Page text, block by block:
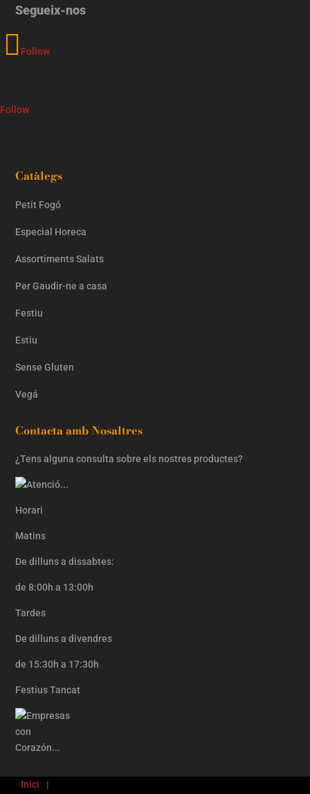
Segueix-nos
Follow
Follow
Catàlegs
Petit Fogó
Especial Horeca
Assortiments Salats
Per Gaudir-ne a casa
Festiu
Estiu
Sense Gluten
Vegá
Contacta amb Nosaltres
¿Tens alguna consulta sobre els nostres productes?
Horari
Matins
De dilluns a dissabtes:
de 8:00h a 13:00h
Tardes
De dilluns a divendres
de 15:30h a 17:30h
Festius Tancat
Inici